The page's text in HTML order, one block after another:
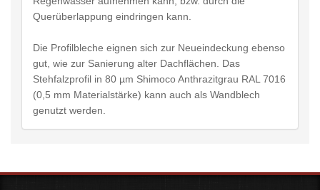
Querüberlappung eindringen kann.
Die Profilbleche eignen sich zur Neueindeckung ebenso
gut, wie zur Sanierung alter Dachflächen. Das
Stehfalzprofil in 80 µm Shimoco Anthrazitgrau RAL 7016
(0,5 mm Materialstärke) kann auch als Wandblech
genutzt werden.